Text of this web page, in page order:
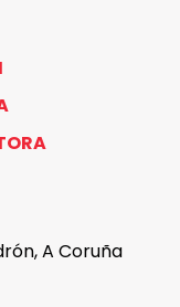
A Coruña